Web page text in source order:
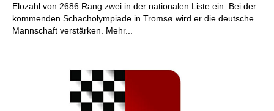
Elozahl von 2686 Rang zwei in der nationalen Liste ein. Bei der
kommenden Schacholympiade in Tromsø wird er die deutsche
Mannschaft verstärken. Mehr...